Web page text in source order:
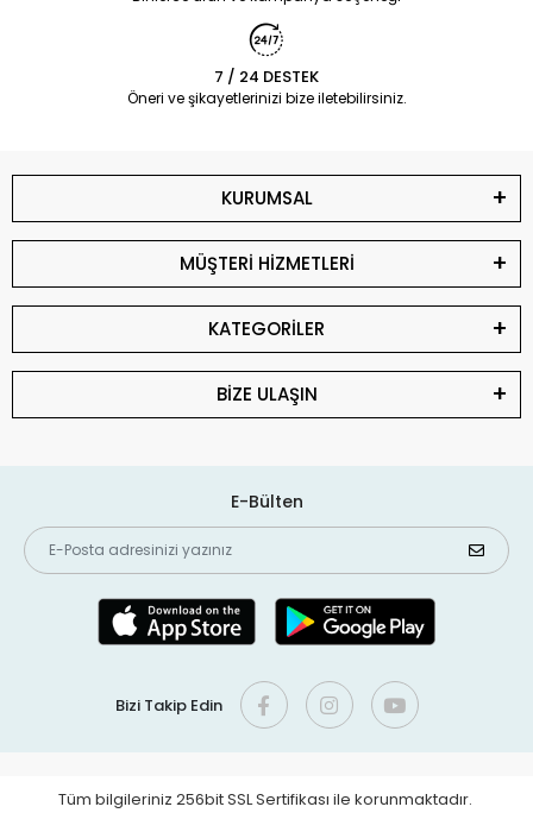
7 / 24 DESTEK
Öneri ve şikayetlerinizi bize iletebilirsiniz.
KURUMSAL
MÜŞTERİ HİZMETLERİ
KATEGORİLER
BİZE ULAŞIN
E-Bülten
Bizi Takip Edin
Tüm bilgileriniz 256bit SSL Sertifikası ile korunmaktadır.